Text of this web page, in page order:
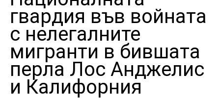
гвардия във войната
с нелегалните
мигранти в бившата
перла Лос Анджелис
и Калифорния